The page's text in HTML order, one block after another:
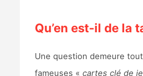
Qu’en est-il de la
Une question demeure
fameuses « cartes clé de